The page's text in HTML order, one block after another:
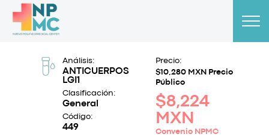
Análisis:
ANTICUERPOS
LGI1
Clasificación:
General
Código:
449
Precio:
$10,280 MXN Precio
Público
$8,224
MXN
Convenio NPMC